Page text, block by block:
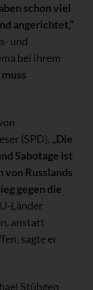
schon viel
angerichtet,“
und
bei ihrem
muss
(SPD). „Die
Sabotage ist
von Russlands
gegen die
Länder
anstatt
sagte er
Stübgen